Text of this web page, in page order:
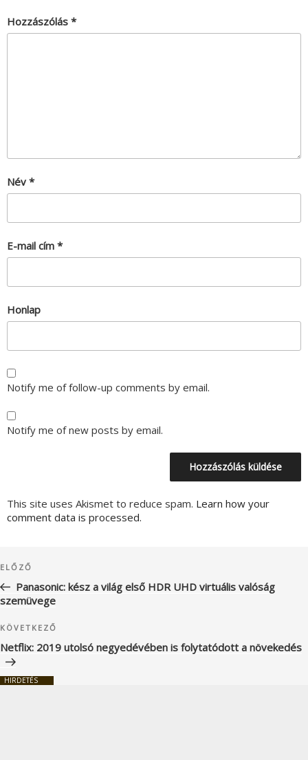
Hozzászólás *
Név *
E-mail cím *
Honlap
Notify me of follow-up comments by email.
Notify me of new posts by email.
This site uses Akismet to reduce spam. Learn how your
comment data is processed.
navigáció
Korábbi
bejegyzés
ELŐZŐ
Panasonic: kész a világ első HDR UHD virtuális valóság
szemüvege
Következő
bejegyzés
KÖVETKEZŐ
Netflix: 2019 utolsó negyedévében is folytatódott a növekedés
HIRDETÉS